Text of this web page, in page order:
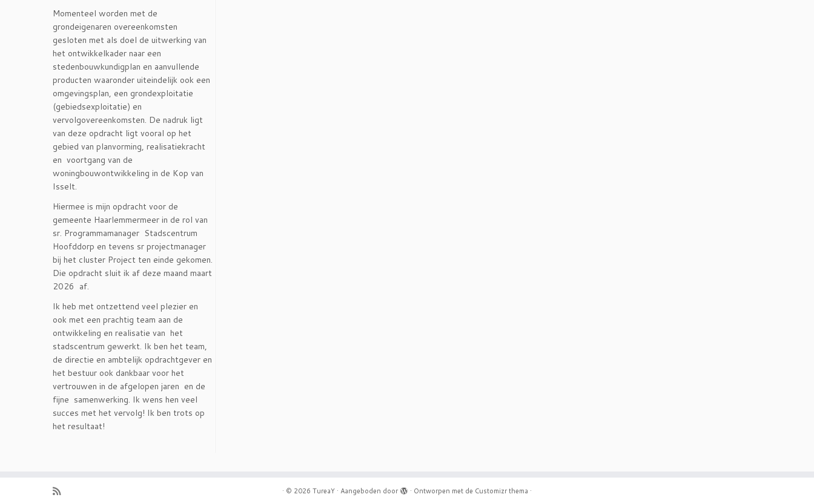
Momenteel worden met de
grondeigenaren overeenkomsten
gesloten met als doel de uitwerking van
het ontwikkelkader naar een
stedenbouwkundigplan en aanvullende
producten waaronder uiteindelijk ook een
omgevingsplan, een grondexploitatie
(gebiedsexploitatie) en
vervolgovereenkomsten. De nadruk ligt
van deze opdracht ligt vooral op het
gebied van planvorming, realisatiekracht
en voortgang van de
woningbouwontwikkeling in de Kop van
Isselt.
Hiermee is mijn opdracht voor de
gemeente Haarlemmermeer in de rol van
sr. Programmamanager Stadscentrum
Hoofddorp en tevens sr projectmanager
bij het cluster Project ten einde gekomen.
Die opdracht sluit ik af deze maand maart
2026 af.
Ik heb met ontzettend veel plezier en
ook met een prachtig team aan de
ontwikkeling en realisatie van het
stadscentrum gewerkt. Ik ben het team,
de directie en ambtelijk opdrachtgever en
het bestuur ook dankbaar voor het
vertrouwen in de afgelopen jaren en de
fijne samenwerking. Ik wens hen veel
succes met het vervolg! Ik ben trots op
het resultaat!
· © 2026 TureaY · Aangeboden door · Ontworpen met de Customizr thema ·